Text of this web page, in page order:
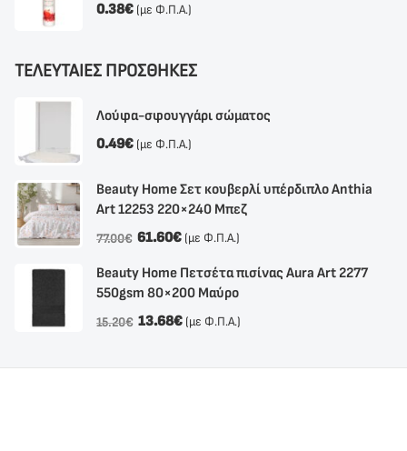
0.38€ (με Φ.Π.Α.)
ΤΕΛΕΥΤΑΙΕΣ ΠΡΟΣΘΗΚΕΣ
Λούφα-σφουγγάρι σώματος
0.49€ (με Φ.Π.Α.)
Beauty Home Σετ κουβερλί υπέρδιπλο Anthia
Αrt 12253 220×240 Μπεζ
77.00€ 61.60€ (με Φ.Π.Α.)
Beauty Home Πετσέτα πισίνας Aura Art 2277
550gsm 80×200 Μαύρο
15.20€ 13.68€ (με Φ.Π.Α.)